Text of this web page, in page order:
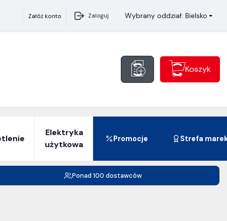
Załóż konto Zaloguj Wybrany oddział: Bielsko
Koszyk
Elektryka
użytkowa
Promocje Strefa
Ponad 100 dostawców